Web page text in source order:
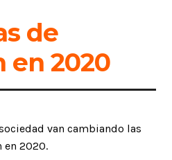
de
en 2020
van cambiando las
en 2020.